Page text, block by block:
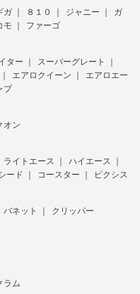
ガ ８１０ ジャニー
ガ
モ ファーゴ
ター
スーパーグレート
エアロクイーン
エアロエー
ブ
オン
ライトエース
ハイエース
ード コースター ピクシス
バネット クリッパー
ラム